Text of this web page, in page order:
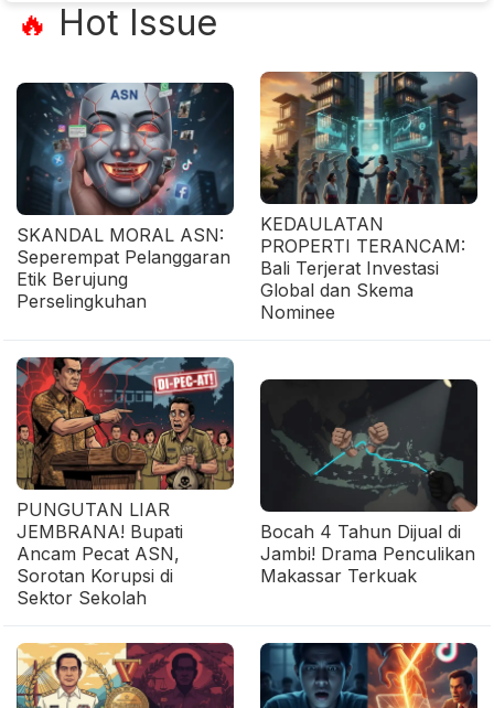
🔥 Hot Issue
SKANDAL MORAL ASN:
Seperempat Pelanggaran
Etik Berujung
Perselingkuhan
KEDAULATAN
PROPERTI TERANCAM:
Bali Terjerat Investasi
Global dan Skema
Nominee
PUNGUTAN LIAR
JEMBRANA! Bupati
Ancam Pecat ASN,
Sorotan Korupsi di
Sektor Sekolah
Bocah 4 Tahun Dijual di
Jambi! Drama Penculikan
Makassar Terkuak